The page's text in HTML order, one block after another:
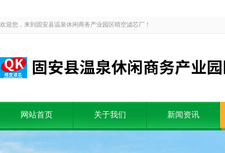
欢迎您，来到固安县温泉休闲商务产业园区晴空滤芯厂！
网站首页 关于我们 新闻资讯